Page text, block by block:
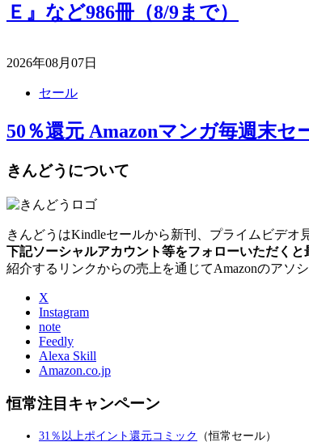
Ｅ』など986冊（8/9まで）
2026年08月07日
セール
50％還元 Amazonマンガ毎週末セ
きんどうについて
きんどうはKindleセールから新刊、プライムビデ
下記ソーシャルアカウント等をフォローいただくと
紹介するリンクからの売上を通じてAmazonのアソ
X
Instagram
note
Feedly
Alexa Skill
Amazon.co.jp
恒常注目キャンペーン
31％以上ポイント還元コミック （恒常セール）